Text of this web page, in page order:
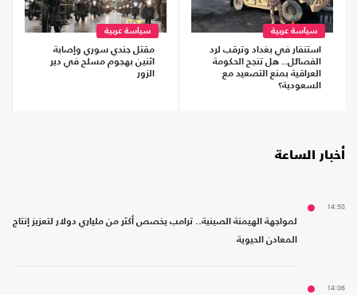
سياسة عربية
استنفار في بغداد وترقب لرد
الفصائل.. هل تنجح الحكومة
العراقية بمنع التصعيد مع
السعودية؟
سياسة عربية
مقتل جندي سوري وإصابة
اثنين بهجوم مسلح في دير
الزور
أخبار الساعة
14:58
لمواجهة الهيمنة الصينية.. ترامب يخصص أكثر من ملياري دولار لتعزيز إنتاج
المعادن الحيوية
14:06